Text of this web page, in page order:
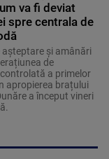
va fi deviat
spre centrala de
așteptare și amânări
de
a primelor
apropierea brațului
a început vineri